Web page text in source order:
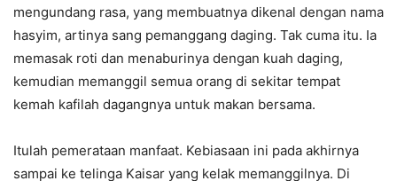
mengundang rasa, yang membuatnya dikenal dengan nama
hasyim, artinya sang pemanggang daging. Tak cuma itu. Ia
memasak roti dan menaburinya dengan kuah daging,
kemudian memanggil semua orang di sekitar tempat
kemah kafilah dagangnya untuk makan bersama.
Itulah pemerataan manfaat. Kebiasaan ini pada akhirnya
sampai ke telinga Kaisar yang kelak memanggilnya. Di